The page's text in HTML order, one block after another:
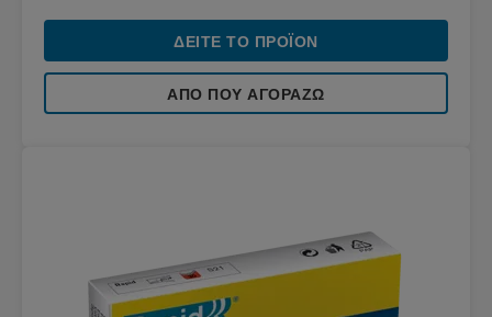
ΔΕΊΤΕ ΤΟ ΠΡΟΪΌΝ
ΑΠΌ ΠΟΥ ΑΓΟΡΆΖΩ